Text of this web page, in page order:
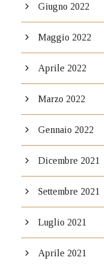
Giugno 2022
Maggio 2022
Aprile 2022
Marzo 2022
Gennaio 2022
Dicembre 2021
Settembre 2021
Luglio 2021
Aprile 2021